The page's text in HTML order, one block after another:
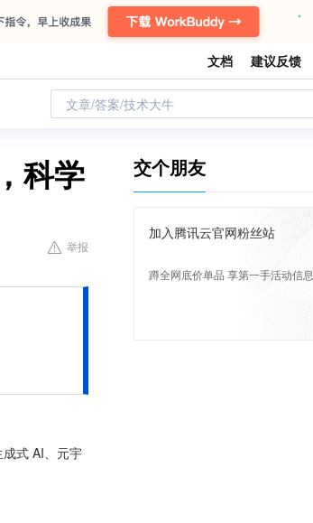
文档 建议反馈
文章/答案/技术大牛
科学
举报
式 AI、元宇
交个朋友
加入腾讯云官网粉丝站
蹲全网底价单品 享第一手活动信息